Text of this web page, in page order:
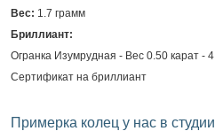
Вес: 1.7 грамм
Бриллиант:
Огранка Изумрудная - Вес 0.50 карат -
Сертификат на бриллиант
Примерка колец у нас в студии